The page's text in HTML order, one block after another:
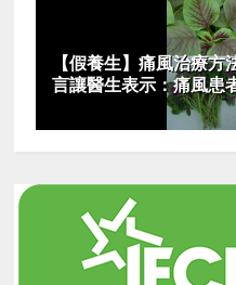
【假養生】痛風治療
言讓醫生表示：痛風患